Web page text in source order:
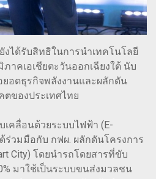
งได้รับสิทธิในการนำเทคโนโลยี
าคเอเชียตะวันออกเฉียงใต้ นับ
อดธุรกิจพลังงานและผลักดัน
ของประเทศไทย
คลื่อนด้วยระบบไฟฟ้า (E-
ร่วมมือกับ กฟผ. ผลักดันโครงการ
City) โดยนำรถโดยสารที่ขับ
มาใช้เป็นระบบขนส่งมวลชน